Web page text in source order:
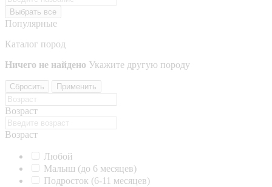
Выбрать все
Популярные
Каталог пород
Ничего не найдено Укажите другую породу
Сбросить Применить
Возраст
Возраст
Любой
Малыш (до 6 месяцев)
Подросток (6-11 месяцев)